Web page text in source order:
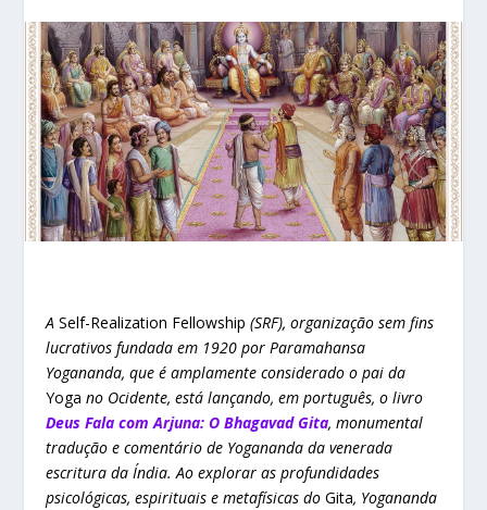
ASelf-Realization Fellowship (SRF), organização sem fins
lucrativos fundada em 1920 por Paramahansa
Yogananda, que é amplamente considerado o pai da
Yoga no Ocidente, está lançando, em português, o livro
Deus Fala com Arjuna: O Bhagavad Gita, monumental
tradução e comentário de Yogananda da venerada
escritura da Índia. Ao explorar as profundidades
psicológicas, espirituais e metafísicas doGita, Yogananda